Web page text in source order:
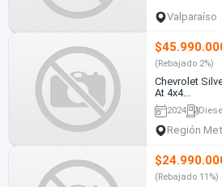
Valparaíso
(Rebajado 2%)
Chevrolet
At 4x4...
2024
Región
(Rebajado 11%)